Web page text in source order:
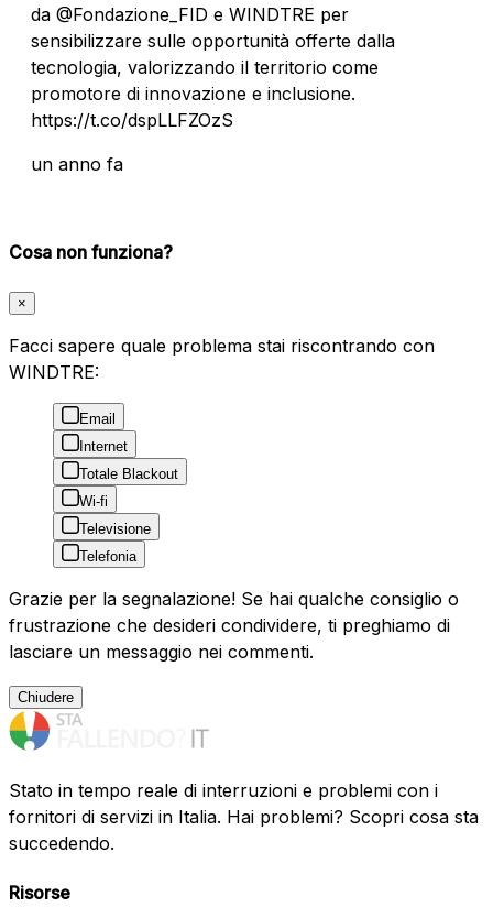
da @Fondazione_FID e WINDTRE per
sensibilizzare sulle opportunità offerte dalla
tecnologia, valorizzando il territorio come
promotore di innovazione e inclusione.
https://t.co/dspLLFZOzS
un anno fa
Cosa non funziona?
×
Facci sapere quale problema stai riscontrando con
WINDTRE:
Email
Internet
Totale Blackout
Wi-fi
Televisione
Telefonia
Grazie per la segnalazione! Se hai qualche consiglio o
frustrazione che desideri condividere, ti preghiamo di
lasciare un messaggio nei commenti.
Chiudere
Stato in tempo reale di interruzioni e problemi con i
fornitori di servizi in Italia. Hai problemi? Scopri cosa sta
succedendo.
Risorse